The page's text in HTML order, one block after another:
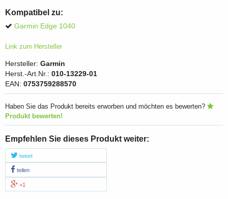
Kompatibel zu:
Garmin Edge 1040
Link zum Hersteller
Hersteller: Garmin
Herst.-Art.Nr.: 010-13229-01
EAN: 0753759288570
Haben Sie das Produkt bereits erworben und möchten es bewerten?
Produkt bewerten!
Empfehlen Sie dieses Produkt weiter:
tweet
teilen
+1